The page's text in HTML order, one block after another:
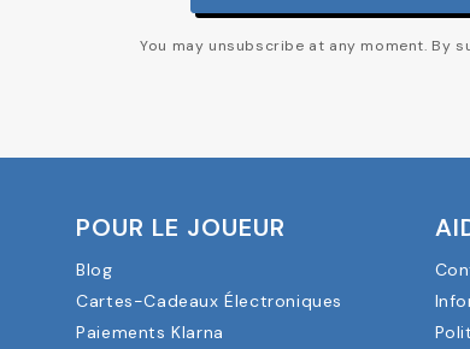
You may unsubscribe at any moment. By
POUR LE JOUEUR
Blog
Cartes-Cadeaux Électroniques
Paiements Klarna